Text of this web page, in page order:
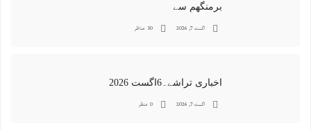
برمنگھم سے
اگست 7, 2026 50 مناظر
اخباری تراشے۔6اگست 2026
اگست 7, 2026 0 منظر